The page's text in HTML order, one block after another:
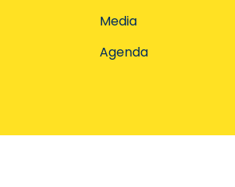
Media
Agenda